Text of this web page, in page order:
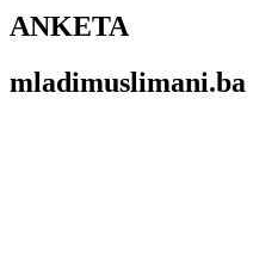
ANKETA
mladimuslimani.ba